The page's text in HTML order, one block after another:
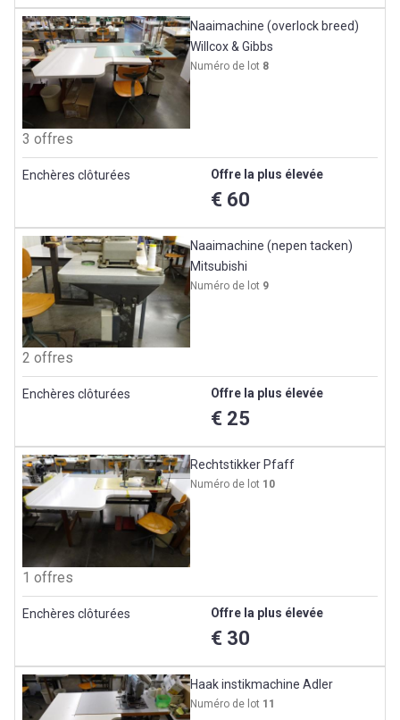
Naaimachine (overlock breed)
Willcox & Gibbs
Numéro de lot 8
3 offres
Enchères clôturées Offre la plus élevée
€ 60
Naaimachine (nepen tacken)
Mitsubishi
Numéro de lot 9
2 offres
Enchères clôturées Offre la plus élevée
€ 25
Rechtstikker Pfaff
Numéro de lot 10
1 offres
Enchères clôturées Offre la plus élevée
€ 30
Haak instikmachine Adler
Numéro de lot 11